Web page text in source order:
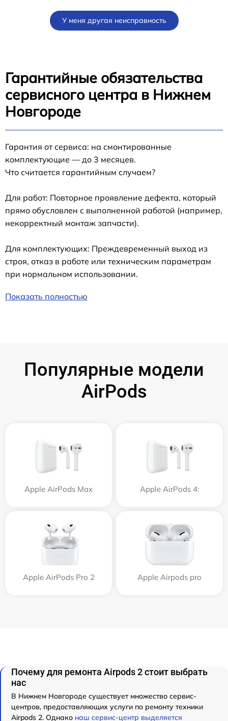
У меня другая неисправность
Гарантийные обязательства
сервисного центра в Нижнем
Новгороде
Гарантия от сервиса: на смонтированные
комплектующие — до 3 месяцев.
Что считается гарантийным случаем?
Для работ: Повторное проявление дефекта, который
прямо обусловлен с выполненной работой (например,
некорректный монтаж запчасти).
Для комплектующих: Преждевременный выход из
строя, отказ в работе или техническим параметрам
при нормальном использовании.
Показать полностью
Популярные модели
AirPods
Apple AirPods Max Apple AirPods 4:
Apple AirPods Pro 2 Apple Airpods pro
Почему для ремонта Airpods 2 стоит выбрать
нас
В Нижнем Новгороде существует множество сервис-
центров, предоставляющих услуги по ремонту техники
Airpods 2. Однако наш сервис-центр выделяется